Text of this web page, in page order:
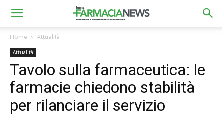
Home Attualità
Attualità
Tavolo sulla farmaceutica: le
farmacie chiedono stabilità
per rilanciare il servizio